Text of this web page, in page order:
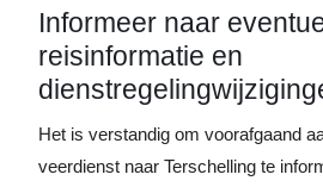
Informeer naar
reisinformatie en
Het is verstandig om voorafgaand
veerdienst naar Terschelling te